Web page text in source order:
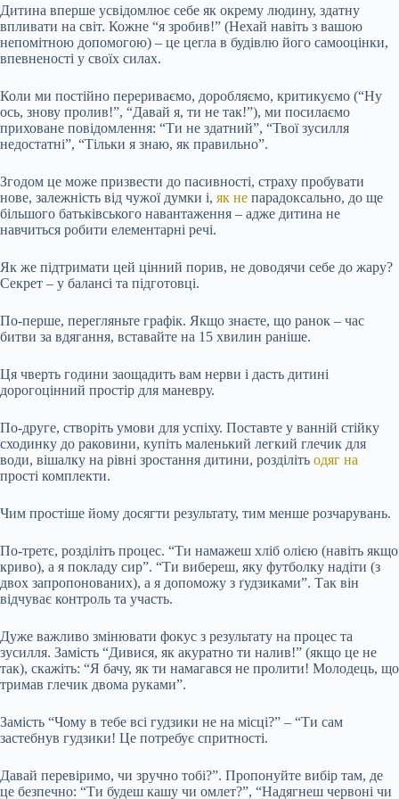
Дитина вперше усвідомлює себе як окрему людину, здатну
впливати на світ. Кожне “я зробив!” (Нехай навіть з вашою
непомітною допомогою) – це цегла в будівлю його самооцінки,
впевненості у своїх силах.
Коли ми постійно перериваємо, доробляємо, критикуємо (“Ну
ось, знову пролив!”, “Давай я, ти не так!”), ми посилаємо
приховане повідомлення: “Ти не здатний”, “Твої зусилля
недостатні”, “Тільки я знаю, як правильно”.
Згодом це може призвести до пасивності, страху пробувати
нове, залежність від чужої думки і, як не парадоксально, до ще
більшого батьківського навантаження – адже дитина не
навчиться робити елементарні речі.
Як же підтримати цей цінний порив, не доводячи себе до жару?
Секрет – у балансі та підготовці.
По-перше, перегляньте графік. Якщо знаєте, що ранок – час
битви за вдягання, вставайте на 15 хвилин раніше.
Ця чверть години заощадить вам нерви і дасть дитині
дорогоцінний простір для маневру.
По-друге, створіть умови для успіху. Поставте у ванній стійку
сходинку до раковини, купіть маленький легкий глечик для
води, вішалку на рівні зростання дитини, розділіть одяг на
прості комплекти.
Чим простіше йому досягти результату, тим менше розчарувань.
По-третє, розділіть процес. “Ти намажеш хліб олією (навіть якщо
криво), а я покладу сир”. “Ти вибереш, яку футболку надіти (з
двох запропонованих), а я допоможу з ґудзиками”. Так він
відчуває контроль та участь.
Дуже важливо змінювати фокус з результату на процес та
зусилля. Замість “Дивися, як акуратно ти налив!” (якщо це не
так), скажіть: “Я бачу, як ти намагався не пролити! Молодець, що
тримав глечик двома руками”.
Замість “Чому в тебе всі гудзики не на місці?” – “Ти сам
застебнув гудзики! Це потребує спритності.
Давай перевіримо, чи зручно тобі?”. Пропонуйте вибір там, де
це безпечно: “Ти будеш кашу чи омлет?”, “Надягнеш червоні чи